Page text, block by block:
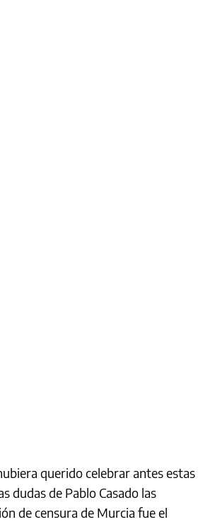
querido celebrar antes estas
dudas de Pablo Casado las
de censura de Murcia fue el